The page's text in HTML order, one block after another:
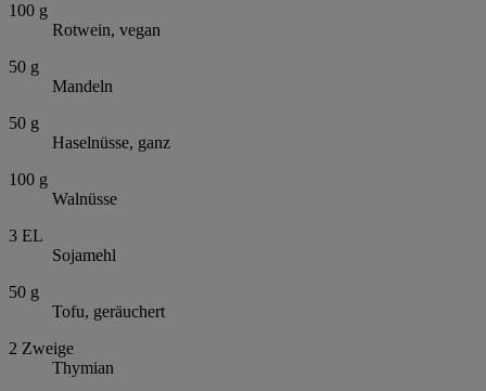
100 g
Rotwein, vegan
50 g
Mandeln
50 g
Haselnüsse, ganz
100 g
Walnüsse
3 EL
Sojamehl
50 g
Tofu, geräuchert
2 Zweige
Thymian